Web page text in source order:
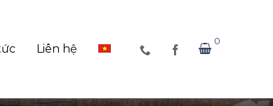
Liên hệ
0